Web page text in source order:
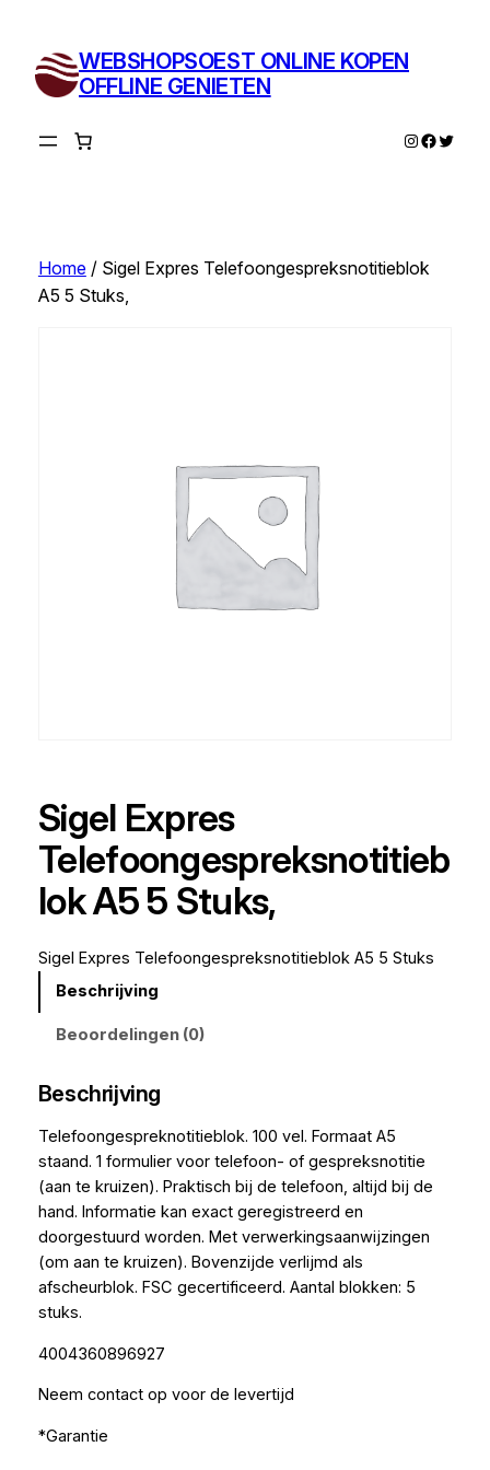
inhoud
WEBSHOPSOEST ONLINE KOPEN
OFFLINE GENIETEN
Instagram
Twitter
Home/ Sigel Expres Telefoongespreksnotitieblok
A5 5 Stuks,
Sigel Expres
Telefoongespreksnotitieb
lok A5 5 Stuks,
Sigel Expres Telefoongespreksnotitieblok A5 5 Stuks
Beschrijving
Beoordelingen (0)
Beschrijving
Telefoongespreknotitieblok. 100 vel. Formaat A5
staand. 1 formulier voor telefoon- of gespreksnotitie
(aan te kruizen). Praktisch bij de telefoon, altijd bij de
hand. Informatie kan exact geregistreerd en
doorgestuurd worden. Met verwerkingsaanwijzingen
(om aan te kruizen). Bovenzijde verlijmd als
afscheurblok. FSC gecertificeerd. Aantal blokken: 5
stuks.
4004360896927
Neem contact op voor de levertijd
*Garantie